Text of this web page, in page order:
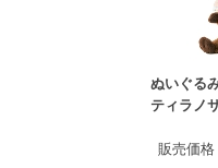
ぬいぐる
ティラノ
販売価格